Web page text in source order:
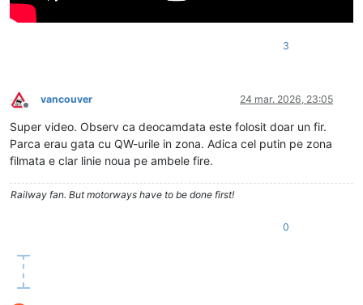
3
Deconectat
vancouver 24 mar. 2026, 23:05
Super video. Observ ca deocamdata este folosit doar un fir.
Parca erau gata cu QW-urile in zona. Adica cel putin pe zona
filmata e clar linie noua pe ambele fire.
Railway fan. But motorways have to be done first!
0